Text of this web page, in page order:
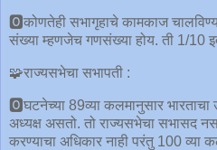
🅾कोणतेही सभागृहाचे कामकाज
संख्या म्हणजेच गणसंख्या होय. ती 1/10
🧩राज्यसभेचा सभापती :
🅾घटनेच्या 89व्या कलमानुसार भारताचा
अध्यक्ष असतो. तो राज्यसभेचा सभासद
करण्याचा अधिकार नाही परंतु 100 व्या